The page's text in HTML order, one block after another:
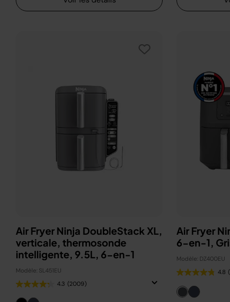
Air Fryer Ninja DoubleStack XL,
verticale, thermosonde
intelligente, 9.5L, 6-en-1
Modèle: SL451EU
4.3 (2009)
Air Fryer
6-en-1,
Modèle: DZ400EU
4.8